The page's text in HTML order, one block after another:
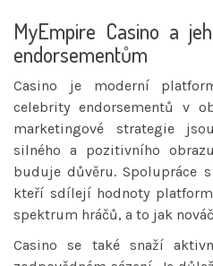
MyEmpire Casino a
endorsementům
Casino je moderní
celebrity endorsementů v
marketingové strategie
silného a pozitivního
buduje důvěru. Spolupráce
kteří sdílejí hodnoty
spektrum hráčů, a to jak
Casino se také snaží